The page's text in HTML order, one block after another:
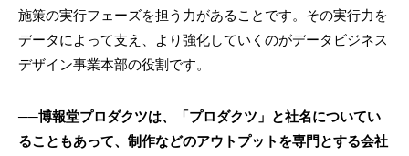
施策の実行フェーズを担う力があることです。その実行力を
データによって支え、より強化していくのがデータビジネス
デザイン事業本部の役割です。
──博報堂プロダクツは、「プロダクツ」と社名についてい
ることもあって、制作などのアウトプットを専門とする会社